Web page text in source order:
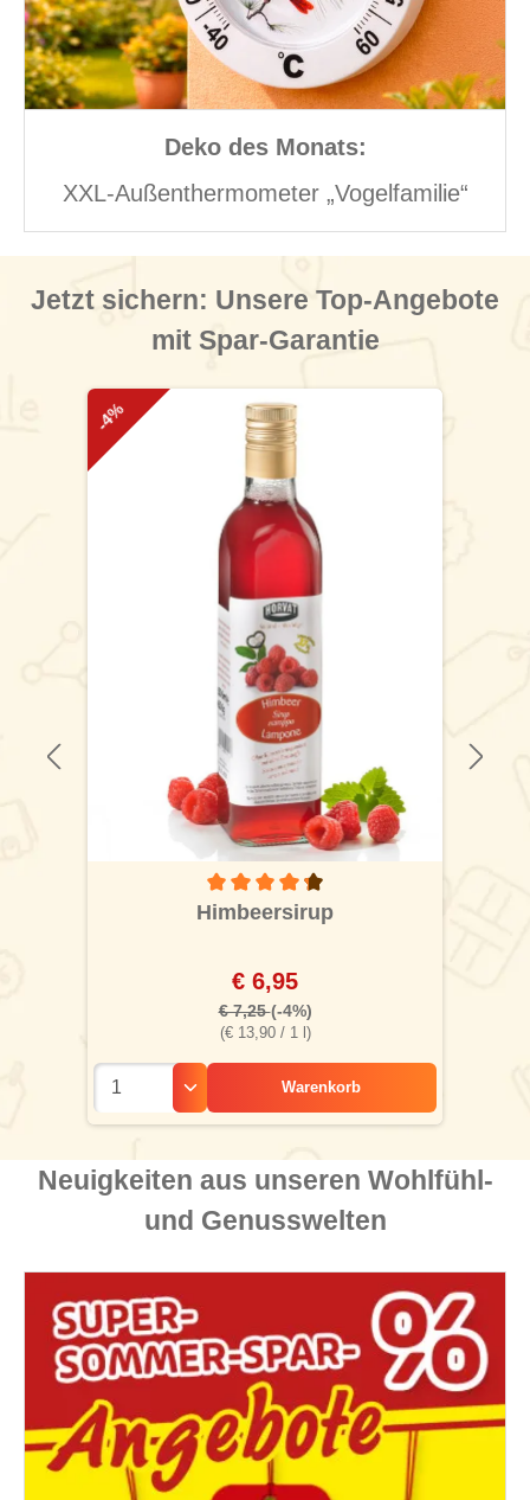
Deko des Monats:
XXL-Außenthermometer „Vogelfamilie“
Jetzt sichern: Unsere Top-Angebote
mit Spar-Garantie
Produktgalerie überspringen
-4%
Durchschnittliche Bewertung von 4.2 von 5
Himbeersirup
(€ 13,90 / 1 l)
€ 6,95
€ 7,25(-4%)
Warenkorb
Neuigkeiten aus unseren Wohlfühl-
und Genusswelten